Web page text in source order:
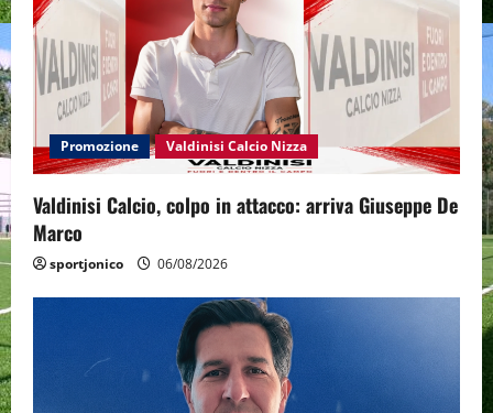
Promozione Valdinisi Calcio Nizza
Valdinisi Calcio, colpo in attacco: arriva Giuseppe De
Marco
sportjonico 06/08/2026